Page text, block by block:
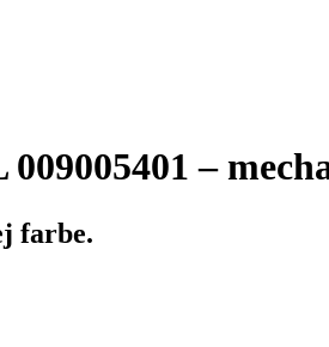
–
farbe.